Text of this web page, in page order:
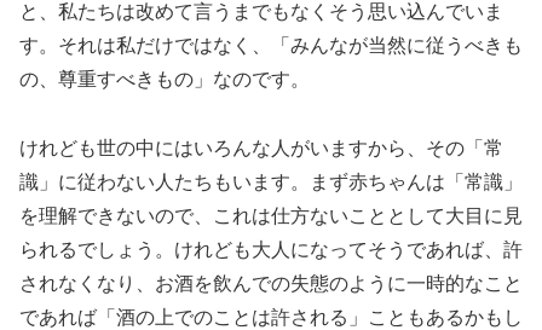
と、私たちは改めて言うまでもなくそう思い込んでいま
す。それは私だけではなく、「みんなが当然に従うべきも
の、尊重すべきもの」なのです。
けれども世の中にはいろんな人がいますから、その「常
識」に従わない人たちもいます。まず赤ちゃんは「常識」
を理解できないので、これは仕方ないこととして大目に見
られるでしょう。けれども大人になってそうであれば、許
されなくなり、お酒を飲んでの失態のように一時的なこと
であれば「酒の上でのことは許される」こともあるかもし